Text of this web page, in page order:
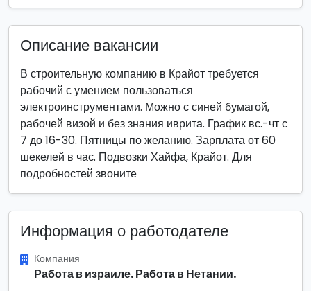
Описание вакансии
В строительную компанию в Крайот требуется
рабочий с умением пользоваться
электроинструментами. Можно с синей бумагой,
рабочей визой и без знания иврита. График вс.-чт с
7 до 16-30. Пятницы по желанию. Зарплата от 60
шекелей в час. Подвозки Хайфа, Крайот. Для
подробностей звоните
Информация о работодателе
Компания
Работа в израиле. Работа в Нетании.